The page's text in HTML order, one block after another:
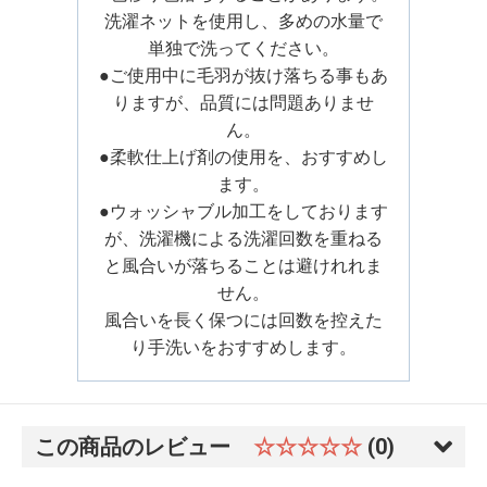
洗濯ネットを使用し、多めの水量で
単独で洗ってください。
●ご使用中に毛羽が抜け落ちる事もあ
りますが、品質には問題ありませ
ん。
●柔軟仕上げ剤の使用を、おすすめし
ます。
●ウォッシャブル加工をしております
が、洗濯機による洗濯回数を重ねる
と風合いが落ちることは避けれれま
せん。
風合いを長く保つには回数を控えた
り手洗いをおすすめします。
この商品のレビュー ☆☆☆☆☆ (0)